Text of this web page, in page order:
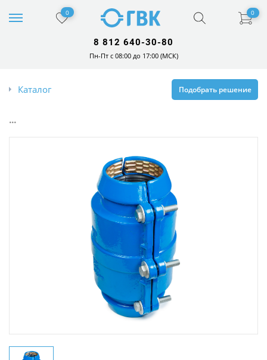
0 0
8 812 640-30-80
Пн-Пт с 08:00 до 17:00 (МСК)
Каталог Подобрать решение
...